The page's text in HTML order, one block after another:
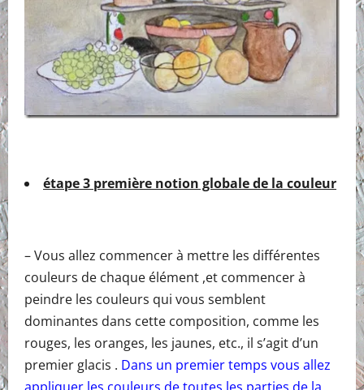
étape 3 première notion globale de la couleur
– Vous allez commencer à mettre les différentes
couleurs de chaque élément ,et commencer à
peindre les couleurs qui vous semblent
dominantes dans cette composition, comme les
rouges, les oranges, les jaunes, etc., il s’agit d’un
premier glacis . Dans un premier temps vous allez